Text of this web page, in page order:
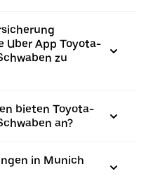
Uber App Toyota-
zu
bieten Toyota-
an?
in Munich